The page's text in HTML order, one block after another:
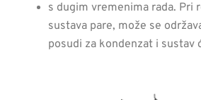
s dugim vremenima rada. Pri
sustava pare, može se
posudi za kondenzat i sustav